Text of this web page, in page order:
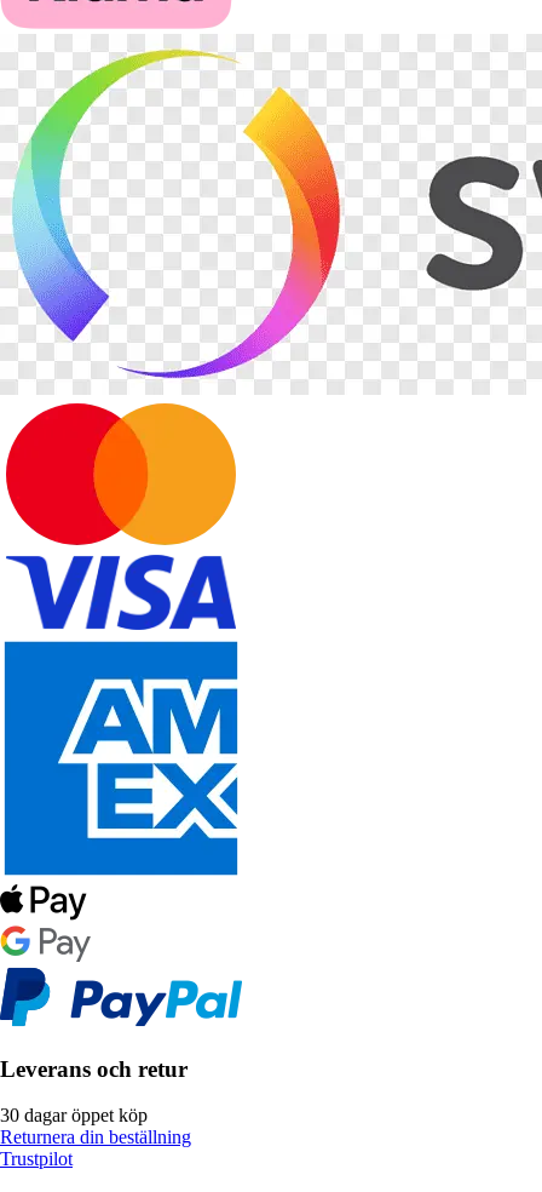
Leverans och retur
30 dagar öppet köp
Returnera din beställning
Trustpilot